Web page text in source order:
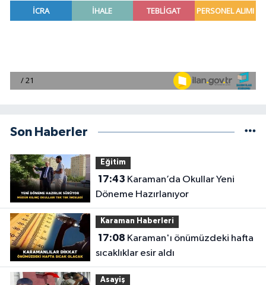
Son Haberler
Eğitim
17:43
Döneme Hazırlanıyor
Karaman Haberleri
17:08
sıcaklıklar esir aldı
Asayiş